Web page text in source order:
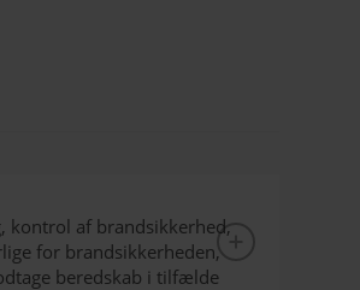
kontrol af brandsikkerhed,
for brandsikkerheden,
beredskab i tilfælde